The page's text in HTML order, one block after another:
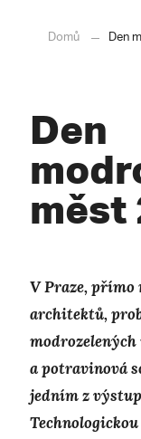
Domů Den
Den
měst
V Praze, přímo
architektů,
a potravinová
jedním z